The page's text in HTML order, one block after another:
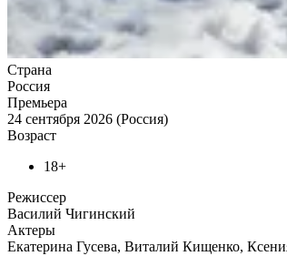
Страна
Россия
Премьера
24 сентября 2026 (Россия)
Возраст
18+
Режиссер
Василий Чигинский
Актеры
Екатерина Гусева, Виталий Кищенко,